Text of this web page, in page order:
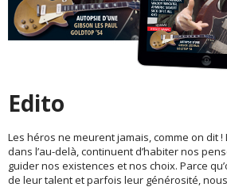
Edito
Les héros ne meurent jamais, comme on dit
dans l’au-delà, continuent d’habiter nos
guider nos existences et nos choix. Parce
de leur talent et parfois leur générosité,